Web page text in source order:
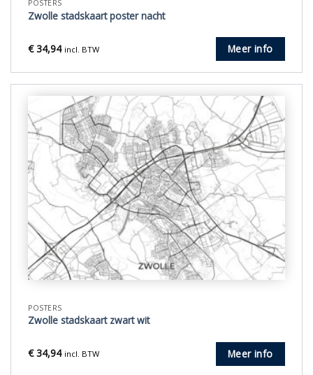
POSTERS
Zwolle stadskaart poster nacht
€34,94 incl. BTW Meer info
POSTERS
Zwolle stadskaart zwart wit
€34,94 incl. BTW Meer info